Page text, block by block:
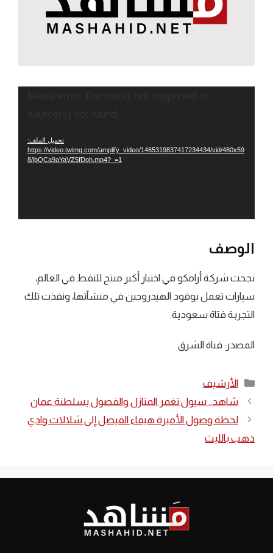
تحميل الملف:
https://video.twimg.com/amplify_video/1465319837417234434/vid/480x59
8/jbQCa9aYaVZ5fDoh.mp4?_=1
الوصف
نجحت شركة أرامكو في اختبار أكبر منتج للنفط في العالم،
سيارات تعمل بوقود الهيدروجين في منشآتها، ونفذت تلك
التجربة فتاة سعودية.
المصدر: قناة الشرق
التصنيفات
الأرشيف
شاهد.. سيول تغمر المنازل والفصول بسلطنة عمان
لحظة وصول الأميرة هيفاء الفيصل إلى شلالات وادي
ذهب بالليث